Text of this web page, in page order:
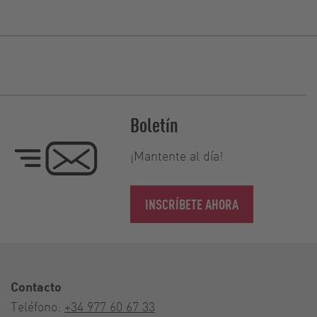
Boletín
¡Mantente al día!
INSCRÍBETE AHORA
Contacto
Teléfono: +34 977 60 67 33